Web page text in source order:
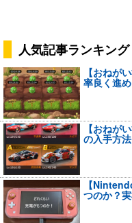
人気記事ランキング
【おねが
率良く進
【おねが
の入手方
【
つのか？